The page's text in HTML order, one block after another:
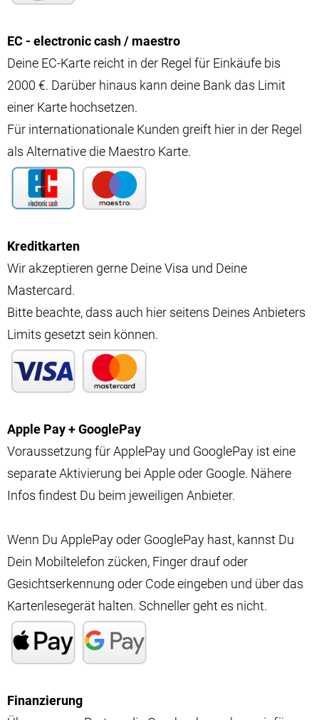
EC - electronic cash / maestro
Deine EC-Karte reicht in der Regel für Einkäufe bis
2000 €. Darüber hinaus kann deine Bank das Limit
einer Karte hochsetzen.
Für internationationale Kunden greift hier in der Regel
als Alternative die Maestro Karte.
Kreditkarten
Wir akzeptieren gerne Deine Visa und Deine
Mastercard.
Bitte beachte, dass auch hier seitens Deines Anbieters
Limits gesetzt sein können.
Apple Pay + GooglePay
Voraussetzung für ApplePay und GooglePay ist eine
separate Aktivierung bei Apple oder Google. Nähere
Infos findest Du beim jeweiligen Anbieter.
Wenn Du ApplePay oder GooglePay hast, kannst Du
Dein Mobiltelefon zücken, Finger drauf oder
Gesichtserkennung oder Code eingeben und über das
Kartenlesegerät halten. Schneller geht es nicht.
Finanzierung